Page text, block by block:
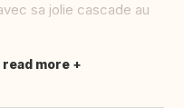
sa jolie cascade au
read more